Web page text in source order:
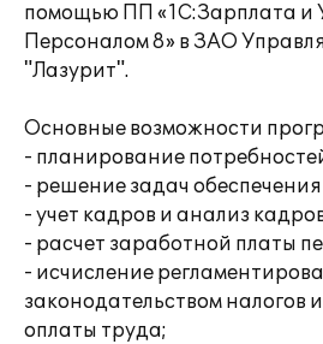
помощью ПП «1С:Зарплата и
Персоналом 8» в ЗАО
"Лазурит".
Основные возможности
- планирование
- решение задач
- учет кадров и анализ
- расчет заработной платы
- исчисление
законодательством налогов
оплаты труда;